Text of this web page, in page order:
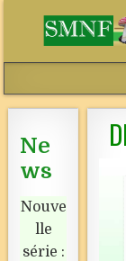
Ne
ws
Nouve
lle
série :